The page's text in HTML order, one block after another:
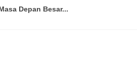
Depan Besar...
Praktisi...